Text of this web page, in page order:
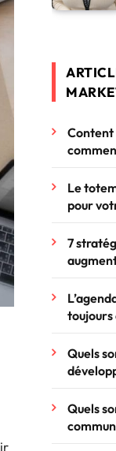
Content
Le
pour
7
toujours
Quels
Quels